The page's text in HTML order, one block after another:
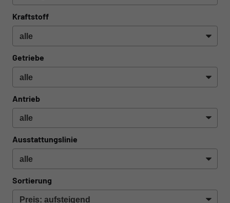
Kraftstoff
Getriebe
Antrieb
Ausstattungslinie
Sortierung